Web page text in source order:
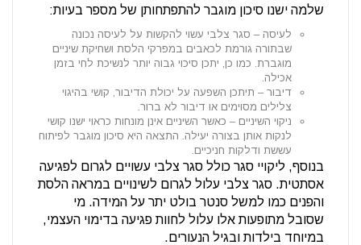
שלמה ישנו סיכון מוגבר להתפתחותן של מספר בעיות:
לעיסה – סגר צלבי עשוי להקשות על לעיסה נכונה
שבתורה גורמת לכאבים במפרקי הלסת ושחיקת שיניים
מוגברת. כמו כן, יתכן סיכוי גבוה יותר לנשיכת לחי בזמן
אכילה.
דיבור – תיתכן השפעה על יכולת הדיבור, קושי בהיגוי
צלילים מסוימים או דיבור לא ברור.
ניקוי השיניים – כאשר השיניים אינן מונחות כראוי ישנו קושי
לנקות אותן בצורה יעילה. התצאה היא סיכון מוגבר לפיתוח
עששת ודלקות חניכיים.
בנוסף, ליקויי סגר כולל סגר צלבי עשויים לגרום לפגיעה
אסתטית. סגר צלבי עלול לגרום לשינויים במראה הלסת
והפנים כמו למשל סנטר בולט יתר על המידה. מי
שסובל מתופעות אלו עלול לחוות פגיעה בדימוי העצמי,
במיוחד בילדות ובגיל הנעורים.